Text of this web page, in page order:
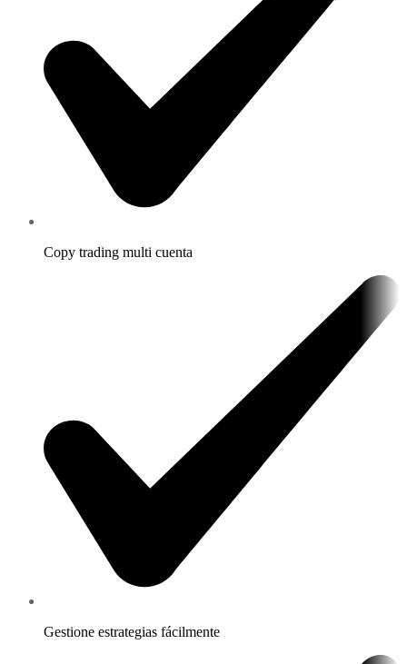
Copy trading multi cuenta
Gestione estrategias fácilmente